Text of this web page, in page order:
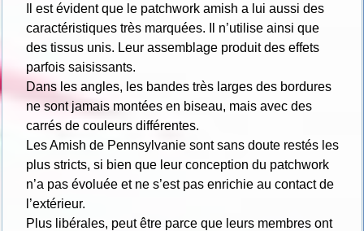
Il est évident que le patchwork amish a lui aussi des
caractéristiques très marquées. Il n’utilise ainsi que
des tissus unis. Leur assemblage produit des effets
parfois saisissants.
Dans les angles, les bandes très larges des bordures
ne sont jamais montées en biseau, mais avec des
carrés de couleurs différentes.
Les Amish de Pennsylvanie sont sans doute restés les
plus stricts, si bien que leur conception du patchwork
n’a pas évoluée et ne s’est pas enrichie au contact de
l’extérieur.
Plus libérales, peut être parce que leurs membres ont